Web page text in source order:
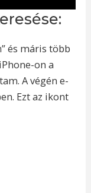
és máris több
on a
A végén e-
Ezt az ikont